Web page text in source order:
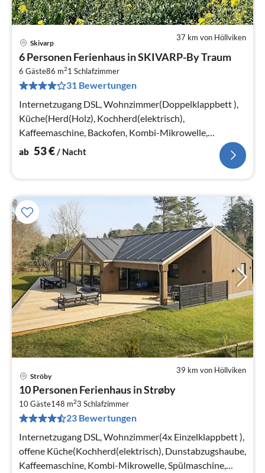
37 km von Höllviken
Skivarp
6 Personen Ferienhaus in SKIVARP-By Traum
6 Gäste86 m21 Schlafzimmer
31 Bewertungen
Internetzugang DSL, Wohnzimmer(Doppelklappbett ),
Küche(Herd(Holz), Kochherd(elektrisch),
Kaffeemaschine, Backofen, Kombi-Mikrowelle,
Spülmaschine, Kühl-/Gefrierkombination)
ab 53€/ Nacht
39 km von Höllviken
Ströby
10 Personen Ferienhaus in Strøby
10 Gäste148 m23 Schlafzimmer
23 Bewertungen
Internetzugang DSL, Wohnzimmer(4x Einzelklappbett ),
offene Küche(Kochherd(elektrisch), Dunstabzugshaube,
Kaffeemaschine, Kombi-Mikrowelle, Spülmaschine,